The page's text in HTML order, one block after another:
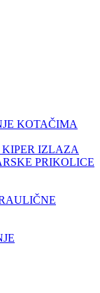
KOTAČIMA
IZLAZA
PRIKOLICE